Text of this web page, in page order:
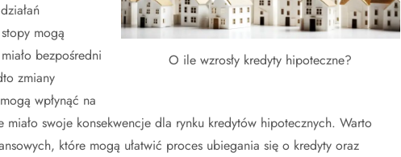
O ile wzrosły kredyty hipoteczne?
mogą
bezpośredni
zmiany
wpłynąć na
swoje konsekwencje dla rynku kredytów hipotecznych. Warto
które mogą ułatwić proces ubiegania się o kredyty oraz